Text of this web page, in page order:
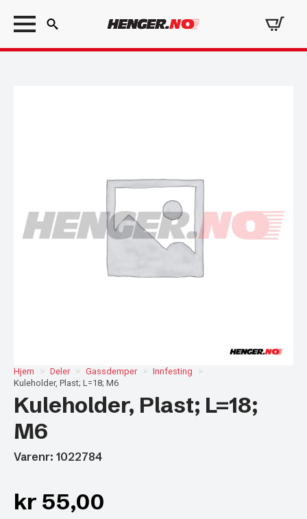
Search
Hjem Deler Gassdemper
Innfesting
Kuleholder, Plast; L=18; M6
Kuleholder, Plast; L=18;
M6
Varenr: 1022784
kr 55,00